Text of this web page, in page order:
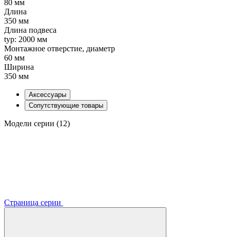
80 мм
Длина
350 мм
Длина подвеса
typ: 2000 мм
Монтажное отверстие, диаметр
60 мм
Ширина
350 мм
Аксессуары
Сопутствующие товары
Модели серии (12)
Страница серии